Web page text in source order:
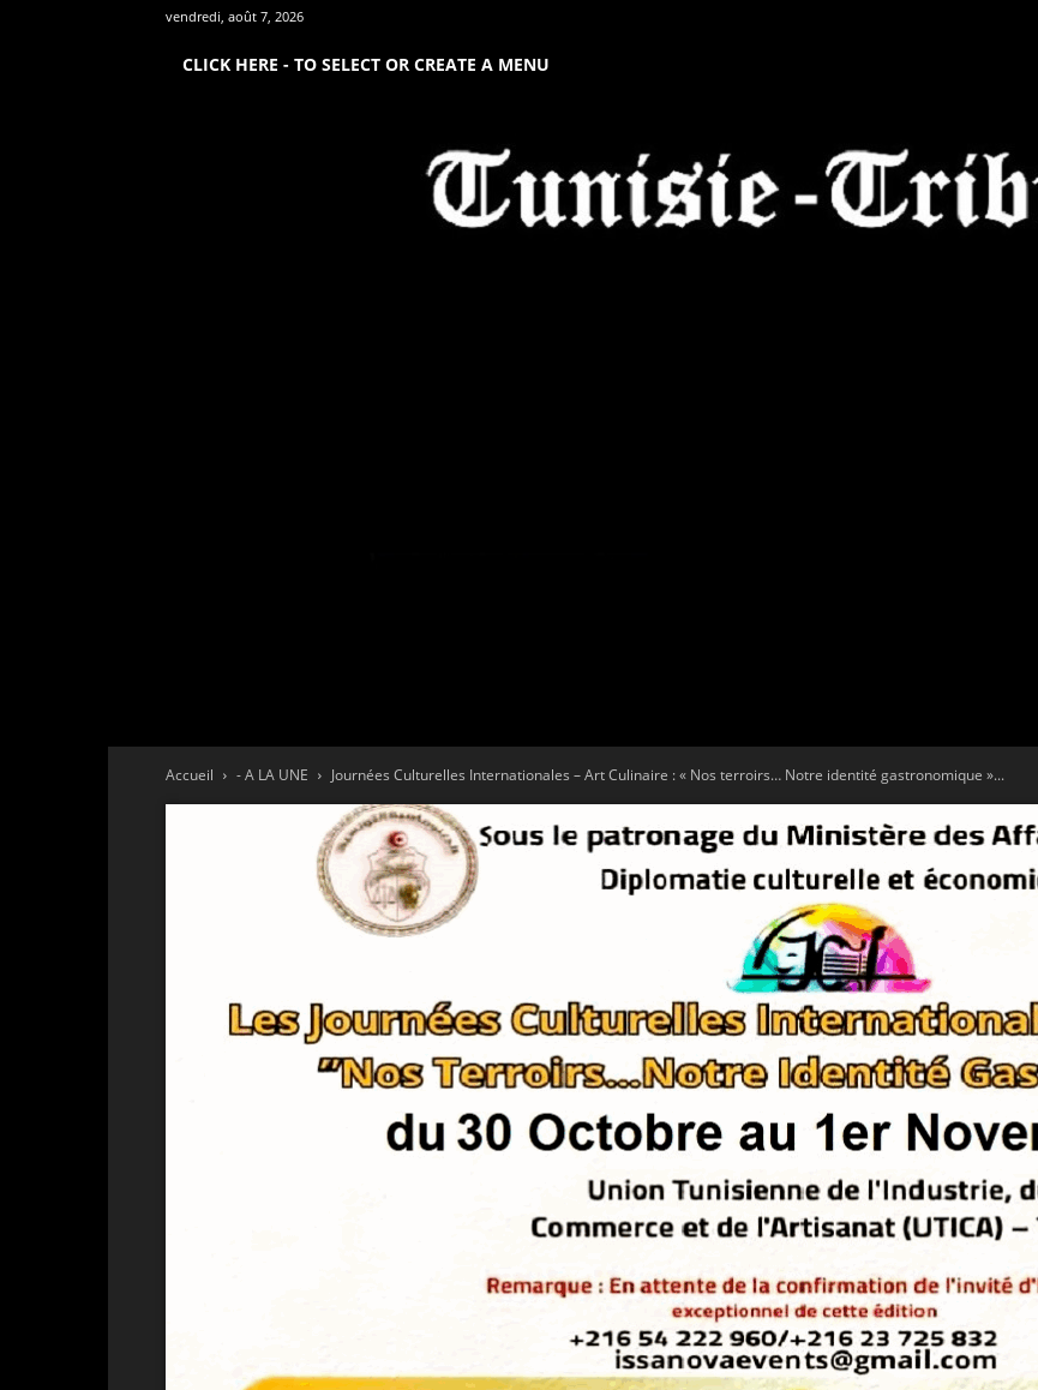
vendredi, août 7, 2026
CLICK HERE - TO SELECT OR CREATE A MENU
Accueil - A LA UNE Journées Culturelles Internationales – Art Culinaire : « Nos terroirs… Notre identité gastronomique »...